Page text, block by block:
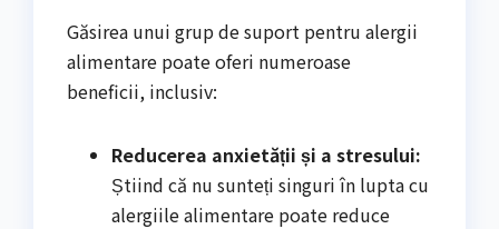
Găsirea unui grup de suport pentru alergii
alimentare poate oferi numeroase
beneficii, inclusiv:
Reducerea anxietății și a stresului:
Știind că nu sunteți singuri în lupta cu
alergiile alimentare poate reduce